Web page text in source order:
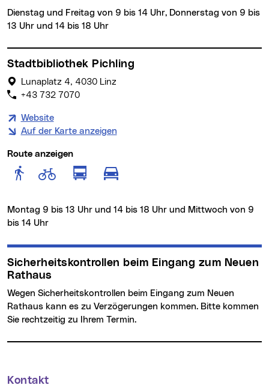
Dienstag und Freitag von 9 bis 14 Uhr, Donnerstag von 9 bis
13 Uhr und 14 bis 18 Uhr
Stadtbibliothek Pichling
Lunaplatz 4, 4030 Linz
+43 732 7070
Website
Auf der Karte anzeigen
Route anzeigen
Route anzeigen für Fußgänger
Route anzeigen für
Route anzeigen für
Route anzeigen für
Montag 9 bis 13 Uhr und 14 bis 18 Uhr und Mittwoch von 9
bis 14 Uhr
Sicherheitskontrollen beim Eingang zum Neuen
Rathaus
Wegen Sicherheitskontrollen beim Eingang zum Neuen
Rathaus kann es zu Verzögerungen kommen. Bitte kommen
Sie rechtzeitig zu Ihrem Termin.
Weitere Informationen
Kontakt